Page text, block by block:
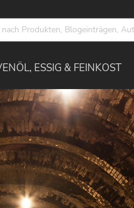
ESSIG & FEINKOST